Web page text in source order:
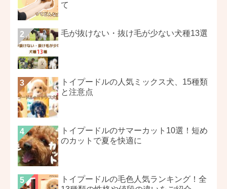
て
毛が抜けない・抜け毛が少ない犬種13選
トイプードルの人気ミックス犬、15種類
と注意点
トイプードルのサマーカット10選！短め
のカットで夏を快適に
トイプードルの毛色人気ランキング！全